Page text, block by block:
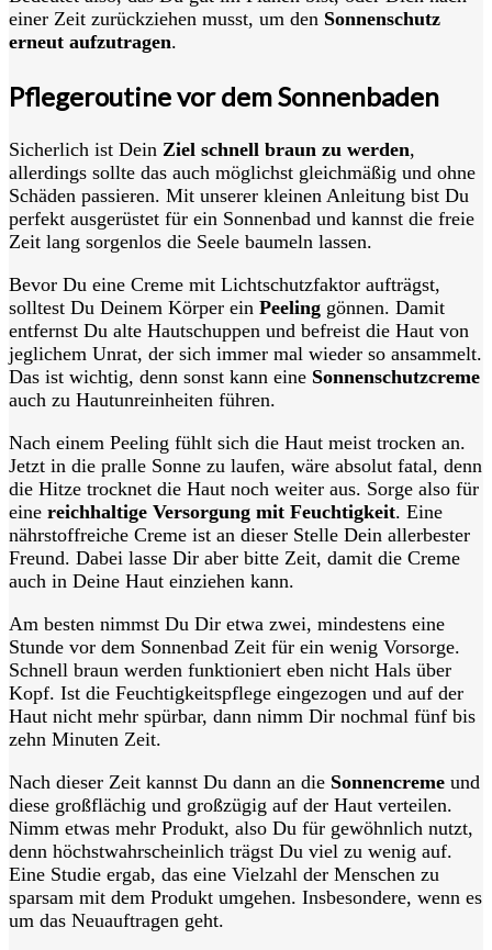
einer Zeit zurückziehen musst, um den Sonnenschutz
erneut aufzutragen.
Pflegeroutine vor dem Sonnenbaden
Sicherlich ist Dein Ziel schnell braun zu werden,
allerdings sollte das auch möglichst gleichmäßig und ohne
Schäden passieren. Mit unserer kleinen Anleitung bist Du
perfekt ausgerüstet für ein Sonnenbad und kannst die freie
Zeit lang sorgenlos die Seele baumeln lassen.
Bevor Du eine Creme mit Lichtschutzfaktor aufträgst,
solltest Du Deinem Körper ein Peeling gönnen. Damit
entfernst Du alte Hautschuppen und befreist die Haut von
jeglichem Unrat, der sich immer mal wieder so ansammelt.
Das ist wichtig, denn sonst kann eine Sonnenschutzcreme
auch zu Hautunreinheiten führen.
Nach einem Peeling fühlt sich die Haut meist trocken an.
Jetzt in die pralle Sonne zu laufen, wäre absolut fatal, denn
die Hitze trocknet die Haut noch weiter aus. Sorge also für
eine reichhaltige Versorgung mit Feuchtigkeit. Eine
nährstoffreiche Creme ist an dieser Stelle Dein allerbester
Freund. Dabei lasse Dir aber bitte Zeit, damit die Creme
auch in Deine Haut einziehen kann.
Am besten nimmst Du Dir etwa zwei, mindestens eine
Stunde vor dem Sonnenbad Zeit für ein wenig Vorsorge.
Schnell braun werden funktioniert eben nicht Hals über
Kopf. Ist die Feuchtigkeitspflege eingezogen und auf der
Haut nicht mehr spürbar, dann nimm Dir nochmal fünf bis
zehn Minuten Zeit.
Nach dieser Zeit kannst Du dann an die Sonnencreme und
diese großflächig und großzügig auf der Haut verteilen.
Nimm etwas mehr Produkt, also Du für gewöhnlich nutzt,
denn höchstwahrscheinlich trägst Du viel zu wenig auf.
Eine Studie ergab, das eine Vielzahl der Menschen zu
sparsam mit dem Produkt umgehen. Insbesondere, wenn es
um das Neuauftragen geht.